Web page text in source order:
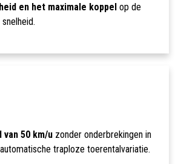
en het maximale koppel op de
van 50 km/uzonder onderbrekingen in
traploze toerentalvariatie.